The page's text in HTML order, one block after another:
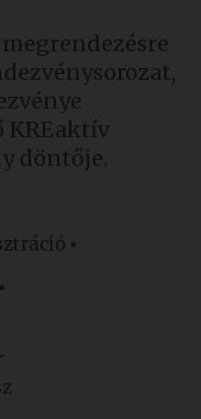
Egyetemi
Lelkészség
Események
Sport
KREaktív
döntője.
▪